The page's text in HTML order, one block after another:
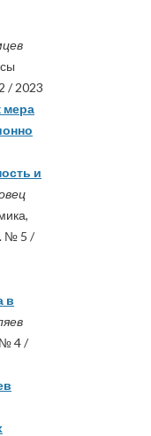
/ 2023
мера
и
№ 5 /
в
№ 4 /